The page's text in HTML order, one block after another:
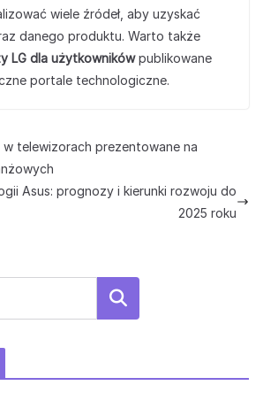
wiele źródeł, aby uzyskać
danego produktu. Warto także
LG dla użytkownikówpublikowane
portale technologiczne.
telewizorach prezentowane na
Asus: prognozy i kierunki rozwoju do
2025 roku
Szukaj